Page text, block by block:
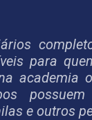
para
academia
e outros